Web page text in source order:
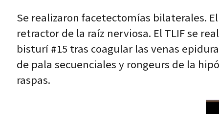
Se realizaron facetectomías bilaterales.
retractor de la raíz nerviosa. El TLIF se
bisturí #15 tras coagular las venas
de pala secuenciales y rongeurs de la
raspas.